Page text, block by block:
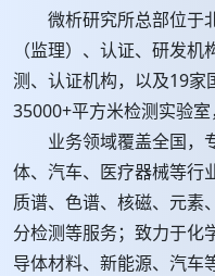
微析研究所总部位于
（监理）、认证、研发
测、认证机构，以及19家
35000+平方米检测实验室
业务领域覆盖全国，
体、汽车、医疗器械等行
质谱、色谱、核磁、元素
分检测等服务；致力于化
导体材料、新能源、汽车